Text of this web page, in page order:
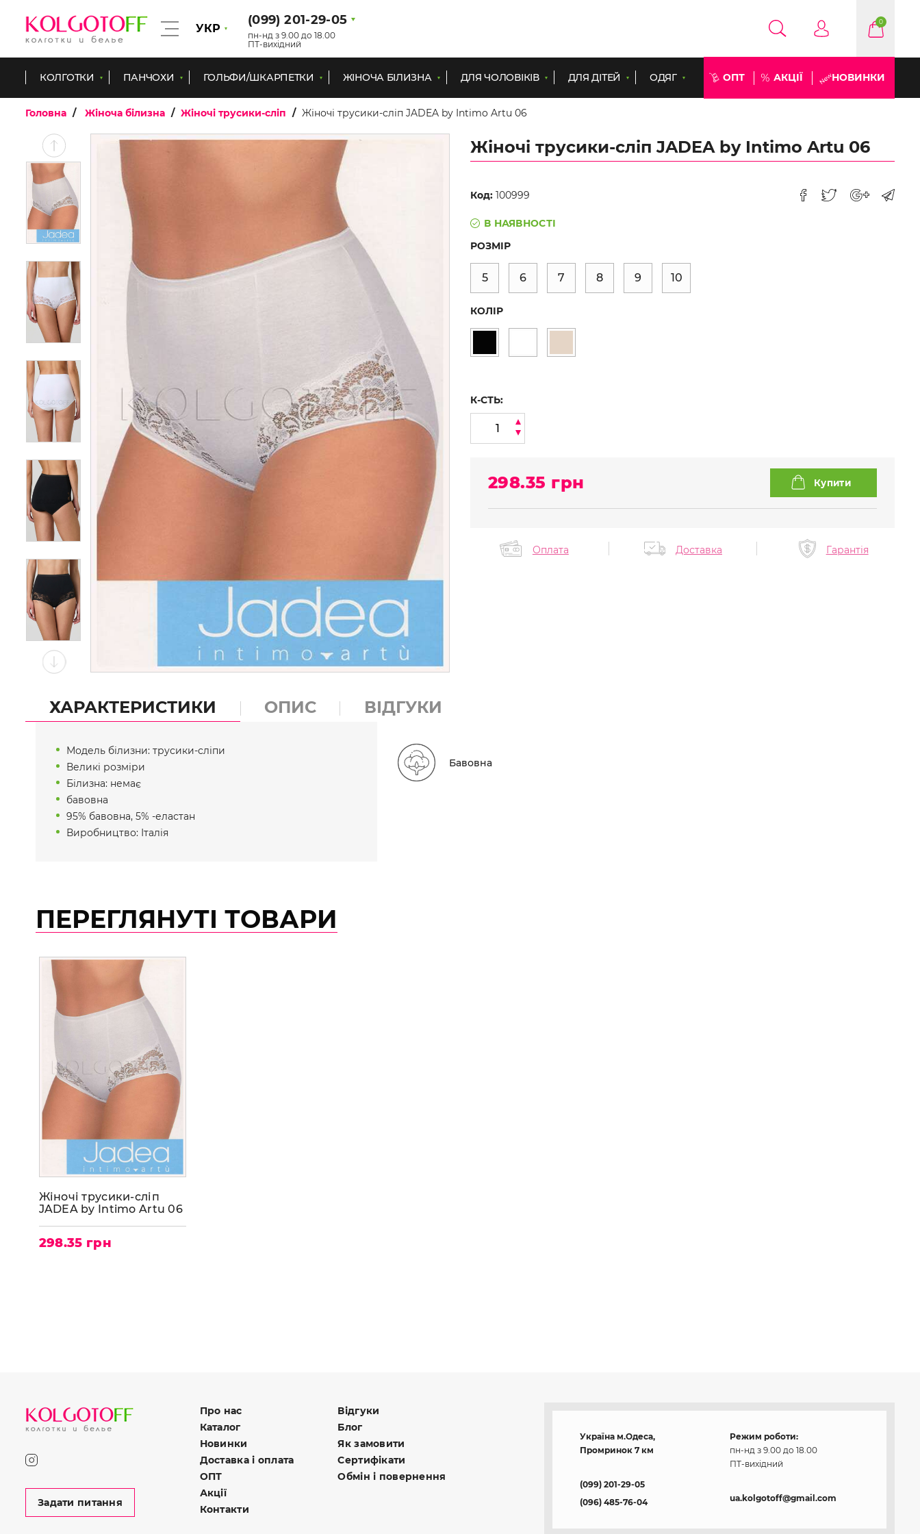
УКР
(099) 201-29-05
пн-нд з 9.00 до 18.00
ПТ-вихідний
0
КОЛГОТКИ ПАНЧОХИ ГОЛЬФИ/ШКАРПЕТКИ ЖІНОЧА БІЛИЗНА ДЛЯ ЧОЛОВІКІВ ДЛЯ ДІТЕЙ ОДЯГ ОПТ АКЦІЇ НОВИНКИ
Головна Жіноча білизна Жіночі трусики-сліп Жіночі трусики-сліп JADEA by Intimo Artu 06
Жіночі трусики-сліп JADEA by Intimo Artu 06
Код: 100999
В НАЯВНОСТІ
РОЗМІР
5 6 7 8 9 10
КОЛІР
К-СТЬ:
298.35 грн
Оплата Доставка Гарантія
ХАРАКТЕРИСТИКИ ОПИС ВІДГУКИ
Модель білизни: трусики-сліпи
Великі розміри
Білизна: немає
бавовна
95% бавовна, 5% -еластан
Виробництво: Італія
Бавовна
ПЕРЕГЛЯНУТІ ТОВАРИ
Жіночі трусики-сліп
JADEA by Intimo Artu 06
298.35 грн
Задати питання
Про нас
Каталог
Новинки
Доставка і оплата
ОПТ
Акції
Контакти
Відгуки
Блог
Як замовити
Сертифікати
Обмін і повернення
Україна м.Одеса,
Промринок 7 км
(099) 201-29-05
(096) 485-76-04
Режим роботи:
пн-нд з 9.00 до 18.00
ПТ-вихідний
ua.kolgotoff@gmail.com